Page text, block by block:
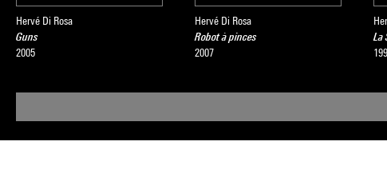
Hervé Di Rosa
Guns
2005
Hervé Di Rosa
Robot à pinces
2007
La